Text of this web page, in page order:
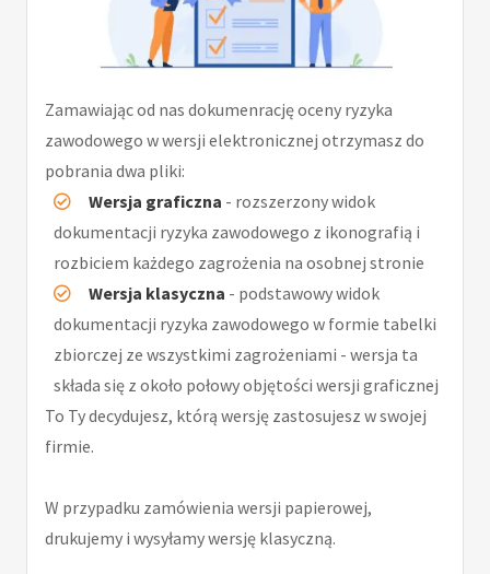
Zamawiając od nas dokumenrację oceny ryzyka
zawodowego w wersji elektronicznej otrzymasz do
pobrania dwa pliki:
Wersja graficzna - rozszerzony widok
dokumentacji ryzyka zawodowego z ikonografią i
rozbiciem każdego zagrożenia na osobnej stronie
Wersja klasyczna - podstawowy widok
dokumentacji ryzyka zawodowego w formie tabelki
zbiorczej ze wszystkimi zagrożeniami - wersja ta
składa się z około połowy objętości wersji graficznej
To Ty decydujesz, którą wersję zastosujesz w swojej
firmie.
W przypadku zamówienia wersji papierowej,
drukujemy i wysyłamy wersję klasyczną.